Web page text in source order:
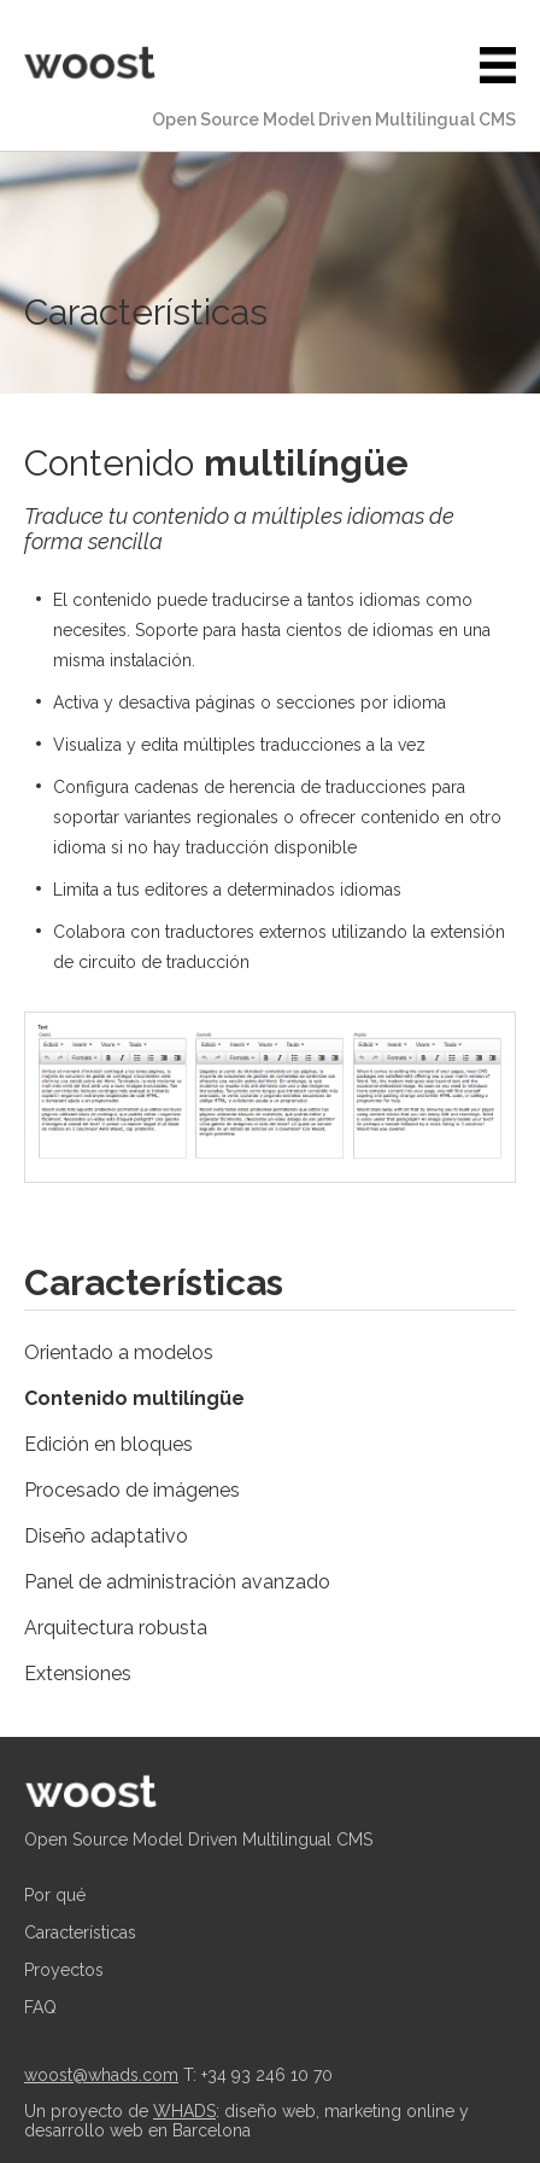
Open Source Model Driven Multilingual CMS
Características
Características
Orientado a modelos
Contenido multilíngüe
Edición en bloques
Procesado de imágenes
Diseño adaptativo
Panel de administración avanzado
Arquitectura robusta
Extensiones
Contenido multilíngüe
Traduce tu contenido a múltiples idiomas de
forma sencilla
El contenido puede traducirse a tantos idiomas como
necesites. Soporte para hasta cientos de idiomas en una
misma instalación.
Activa y desactiva páginas o secciones por idioma
Visualiza y edita múltiples traducciones a la vez
Configura cadenas de herencia de traducciones para
soportar variantes regionales o ofrecer contenido en otro
idioma si no hay traducción disponible
Limita a tus editores a determinados idiomas
Colabora con traductores externos utilizando la extensión
de circuito de traducción
Por qué
Características
Proyectos
FAQ
Open Source Model Driven Multilingual CMS
woost@whads.com T: +34 93 246 10 70
Un proyecto de WHADS: diseño web, marketing online y
desarrollo web en Barcelona